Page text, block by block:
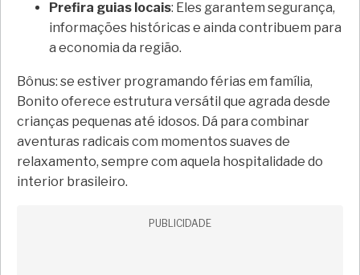
Prefira guias locais: Eles garantem segurança,
informações históricas e ainda contribuem para
a economia da região.
Bônus: se estiver programando férias em família,
Bonito oferece estrutura versátil que agrada desde
crianças pequenas até idosos. Dá para combinar
aventuras radicais com momentos suaves de
relaxamento, sempre com aquela hospitalidade do
interior brasileiro.
PUBLICIDADE